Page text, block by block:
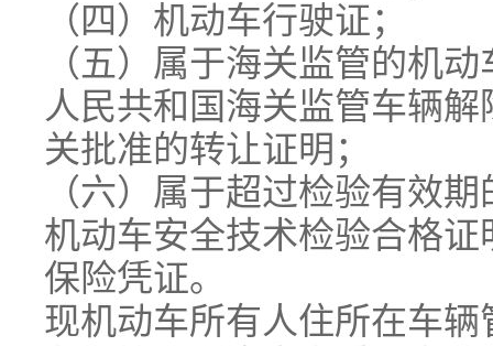
（四）机动车行驶证；
（五）属于海关监管的机
人民共和国海关监管车辆
关批准的转让证明；
（六）属于超过检验有效
机动车安全技术检验合格
保险凭证。
现机动车所有人住所在车